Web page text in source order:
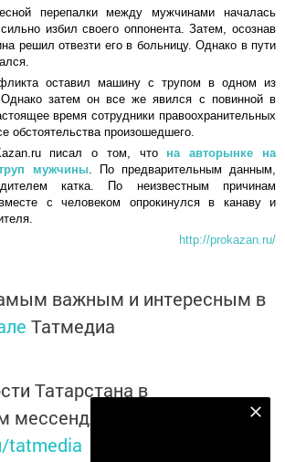
перепалки между мужчинами началась
избил своего оппонента. Затем, осознав
решил отвезти его в больницу. Однако в пути
оставил машину с трупом в одном из
затем он все же явился с повинной в
время сотрудники правоохранительных
обстоятельства произошедшего.
писал о том, что на авторынке на
мужчины. По предварительным данным,
катка. По неизвестным причинам
с человеком опрокинулся в канаву и
http://prokazan.ru/
важным и интересным в
Татмедиа
Татарстана в
мессенджере MАХ:
tatmedia